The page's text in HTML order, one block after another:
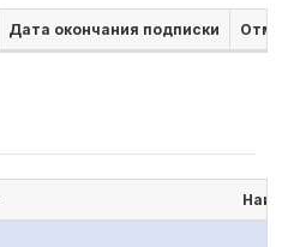
Дата окончания подписки